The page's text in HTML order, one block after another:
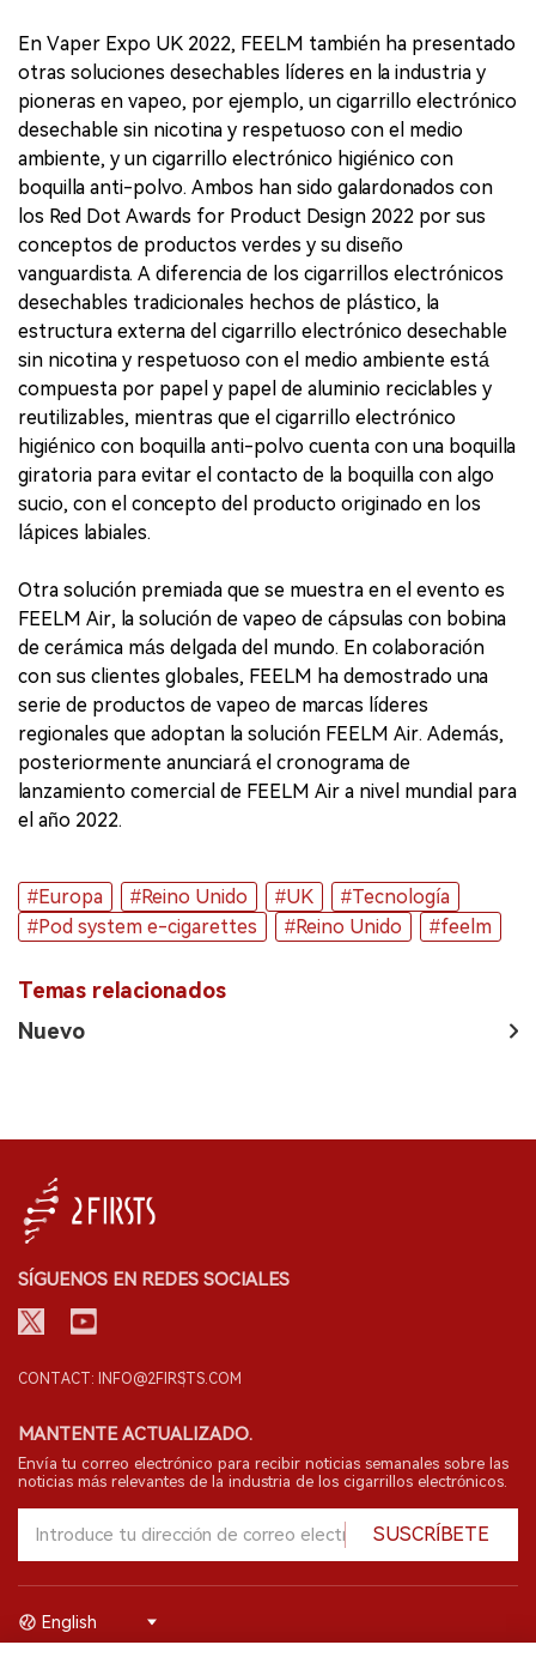
En Vaper Expo UK 2022, FEELM también ha presentado
otras soluciones desechables líderes en la industria y
pioneras en vapeo, por ejemplo, un cigarrillo electrónico
desechable sin nicotina y respetuoso con el medio
ambiente, y un cigarrillo electrónico higiénico con
boquilla anti-polvo. Ambos han sido galardonados con
los Red Dot Awards for Product Design 2022 por sus
conceptos de productos verdes y su diseño
vanguardista. A diferencia de los cigarrillos electrónicos
desechables tradicionales hechos de plástico, la
estructura externa del cigarrillo electrónico desechable
sin nicotina y respetuoso con el medio ambiente está
compuesta por papel y papel de aluminio reciclables y
reutilizables, mientras que el cigarrillo electrónico
higiénico con boquilla anti-polvo cuenta con una boquilla
giratoria para evitar el contacto de la boquilla con algo
sucio, con el concepto del producto originado en los
lápices labiales.
Otra solución premiada que se muestra en el evento es
FEELM Air, la solución de vapeo de cápsulas con bobina
de cerámica más delgada del mundo. En colaboración
con sus clientes globales, FEELM ha demostrado una
serie de productos de vapeo de marcas líderes
regionales que adoptan la solución FEELM Air. Además,
posteriormente anunciará el cronograma de
lanzamiento comercial de FEELM Air a nivel mundial para
el año 2022.
#Europa #Reino Unido #UK
#Tecnología
#Pod system e-cigarettes
#Reino Unido #feelm
Temas relacionados
Nuevo
SÍGUENOS EN REDES SOCIALES
CONTACT: INFO@2FIRSTS.COM
MANTENTE ACTUALIZADO.
Envía tu correo electrónico para recibir noticias semanales sobre las
noticias más relevantes de la industria de los cigarrillos electrónicos.
SUSCRÍBETE
English